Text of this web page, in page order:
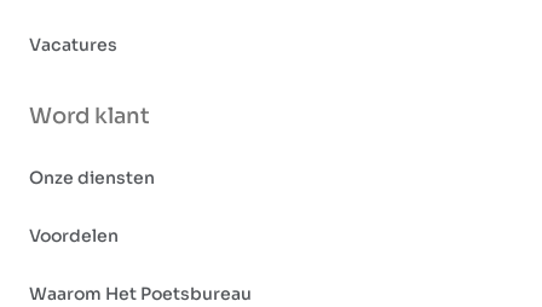
Vacatures
Word klant
Onze diensten
Voordelen
Waarom Het Poetsbureau